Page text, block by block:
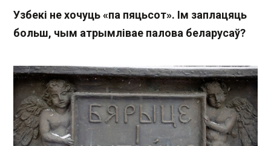
Узбекі не хочуць «па пяцьсот». Ім заплацяць
больш, чым атрымлівае палова беларусаў?